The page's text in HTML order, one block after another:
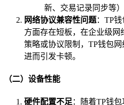
新、交易记录同步等
网络协议兼容性问题：TP
方面存在短板，在企业级
策略或协议限制，TP钱包网
进而引发卡顿。
（二）设备性能
硬件配置不足：随着TP钱